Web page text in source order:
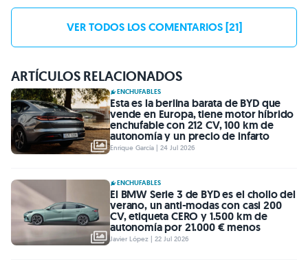
VER TODOS LOS COMENTARIOS [21]
ARTÍCULOS RELACIONADOS
ENCHUFABLES
Esta es la berlina barata de BYD que
vende en Europa, tiene motor híbrido
enchufable con 212 CV, 100 km de
autonomía y un precio de infarto
Enrique García | 24 Jul 2026
ENCHUFABLES
El BMW Serie 3 de BYD es el chollo del
verano, un anti-modas con casi 200
CV, etiqueta CERO y 1.500 km de
autonomía por 21.000 € menos
Javier López | 22 Jul 2026